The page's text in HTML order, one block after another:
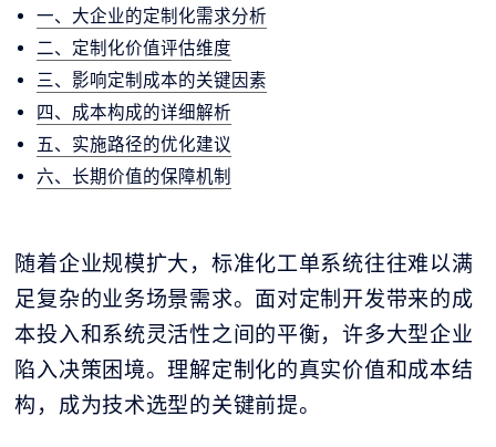
一、大企业的定制化需求分析
二、定制化价值评估维度
三、影响定制成本的关键因素
四、成本构成的详细解析
五、实施路径的优化建议
六、长期价值的保障机制
随着企业规模扩大，标准化工单系统往往难以满
足复杂的业务场景需求。面对定制开发带来的成
本投入和系统灵活性之间的平衡，许多大型企业
陷入决策困境。理解定制化的真实价值和成本结
构，成为技术选型的关键前提。